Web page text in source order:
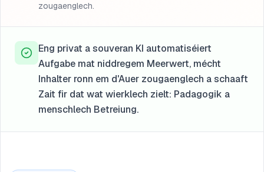
zougaenglech.
Eng privat a souveran KI automatiséiert
Aufgabe mat niddregem Meerwert, mécht
Inhalter ronn em d'Auer zougaenglech a schaaft
Zait fir dat wat wierklech zielt: Padagogik a
menschlech Betreiung.